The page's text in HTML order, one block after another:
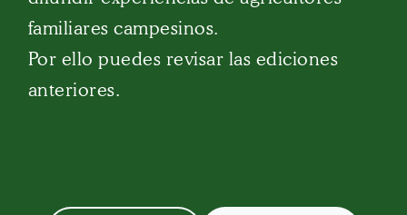
familiares campesinos.
Por ello puedes revisar las ediciones
anteriores.